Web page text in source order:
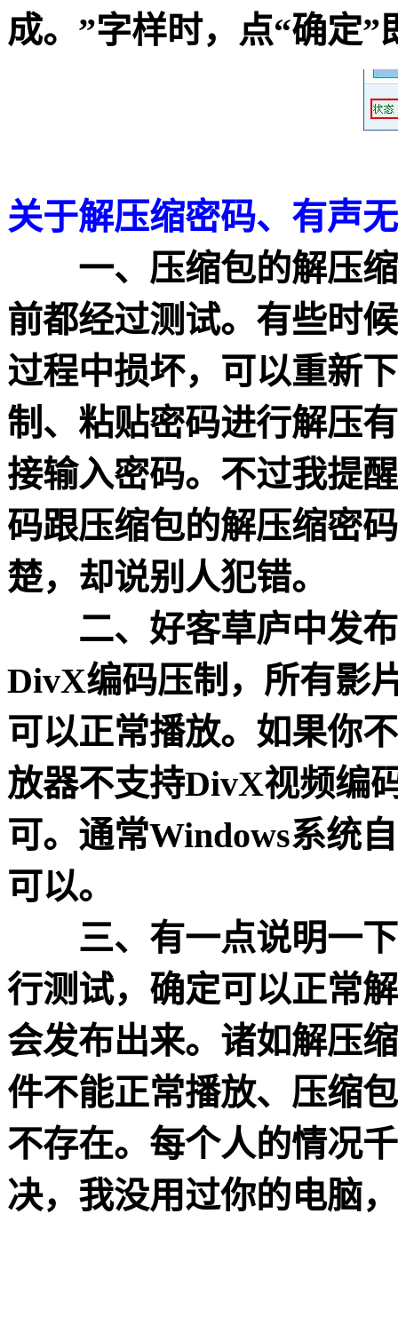
成。”字样时，点“确定”
关于解压缩密码、有声
一、压缩包的解压缩
前都经过测试。有些时
过程中损坏，可以重新
制、粘贴密码进行解压
接输入密码。不过我提
码跟压缩包的解压缩密
楚，却说别人犯错。
二、好客草庐中发布
DivX编码压制，所有影
可以正常播放。如果你
放器不支持DivX视频编
可。通常Windows系统
可以。
三、有一点说明一下
行测试，确定可以正常
会发布出来。诸如解压
件不能正常播放、压缩
不存在。每个人的情况
决，我没用过你的电脑